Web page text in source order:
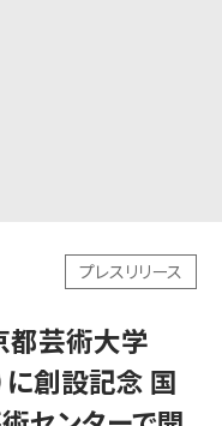
プレスリリース
都芸術大学
に創設記念 国